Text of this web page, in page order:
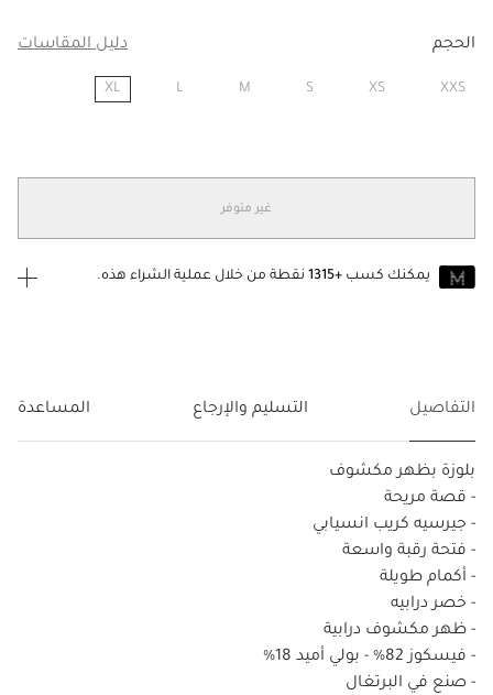
الحجم دليل المقاسات
XXS
XS
S
M
L
XL
غير متوفر
يمكنك كسب +1315
نقطة من خلال عملية الشراء هذه.
التفاصيل التسليم والإرجاع المساعدة
بلوزة بظهر مكشوف
- قصة مريحة
- جيرسيه كريب انسيابي
- فتحة رقبة واسعة
- أكمام طويلة
- خصر درابيه
- ظهر مكشوف درابية
- فيسكوز 82% - بولي أميد 18%
- صنع في البرتغال